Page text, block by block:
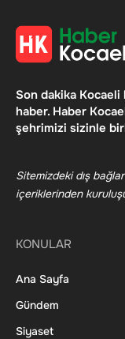
Son dakika
haber. Haber
şehrimizi sizinle
Sitemizdeki dış
içeriklerinden
KONULAR
Ana Sayfa
Gündem
Siyaset